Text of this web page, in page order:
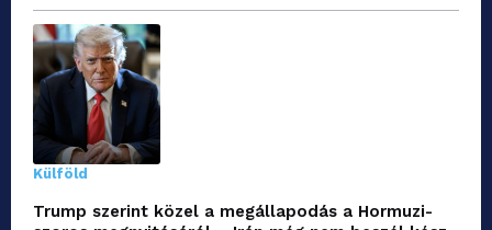
Külföld
Trump szerint közel a megállapodás a Hormuzi-